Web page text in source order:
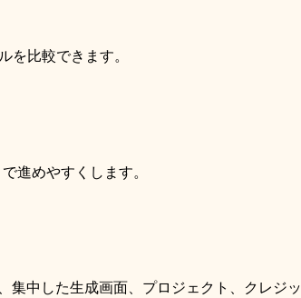
を比較できます。
進めやすくします。
中した生成画面、プロジェクト、クレジ